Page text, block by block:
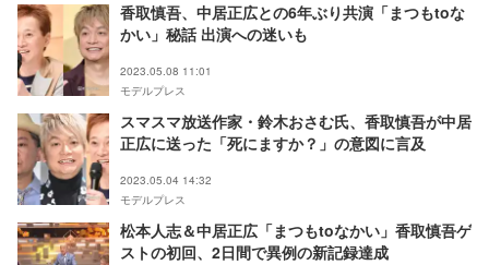
香取慎吾、中居正広との6年ぶり共演「まつもtoな
かい」秘話 出演への迷いも
2023.05.08 11:01
モデルプレス
スマスマ放送作家・鈴木おさむ氏、香取慎吾が中居
正広に送った「死にますか？」の意図に言及
2023.05.04 14:32
モデルプレス
松本人志＆中居正広「まつもtoなかい」香取慎吾ゲ
ストの初回、2日間で異例の新記録達成